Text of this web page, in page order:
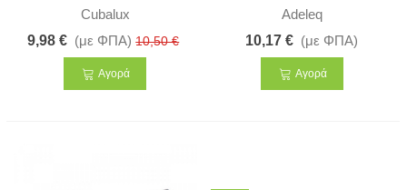
Cubalux
9,98 € (με ΦΠΑ) 10,50 €
Αγορά
Adeleq
10,17 € (με ΦΠΑ)
Αγορά